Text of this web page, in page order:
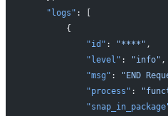
    "logs"
: [
        {
            "id"
: "****" ,
            "level"
: "info" ,
            "msg"
:
"END
            "process"
: